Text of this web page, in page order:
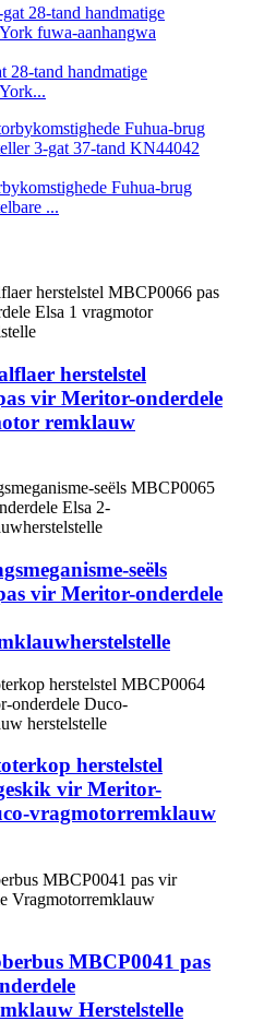
28-tand handmatige
Fuhua-brug
...
herstelstel
vir Meritor-onderdele
remklauw
seëls
vir Meritor-onderdele
herstelstel
vir Meritor-
vragmotorremklauw
MBCP0041 pas
Herstelstelle